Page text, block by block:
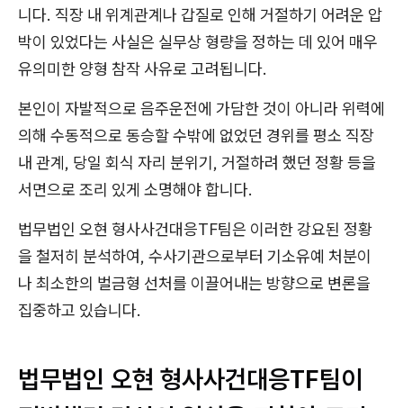
니다. 직장 내 위계관계나 갑질로 인해 거절하기 어려운 압
박이 있었다는 사실은 실무상 형량을 정하는 데 있어 매우
유의미한 양형 참작 사유로 고려됩니다.
본인이 자발적으로 음주운전에 가담한 것이 아니라 위력에
의해 수동적으로 동승할 수밖에 없었던 경위를 평소 직장
내 관계, 당일 회식 자리 분위기, 거절하려 했던 정황 등을
서면으로 조리 있게 소명해야 합니다.
법무법인 오현 형사사건대응TF팀은 이러한 강요된 정황
을 철저히 분석하여, 수사기관으로부터 기소유예 처분이
나 최소한의 벌금형 선처를 이끌어내는 방향으로 변론을
집중하고 있습니다.
법무법인 오현 형사사건대응TF팀이